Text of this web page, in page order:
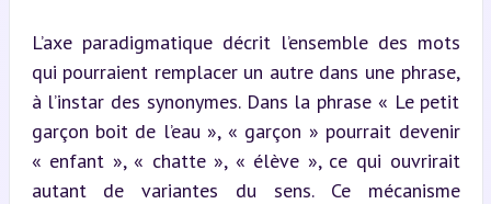
L’axe paradigmatique décrit l’ensemble des mots
qui pourraient remplacer un autre dans une phrase,
à l’instar des synonymes. Dans la phrase « Le petit
garçon boit de l’eau », « garçon » pourrait devenir
« enfant », « chatte », « élève », ce qui ouvrirait
autant de variantes du sens. Ce mécanisme